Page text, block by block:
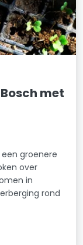
met
groenere
over
in
rond